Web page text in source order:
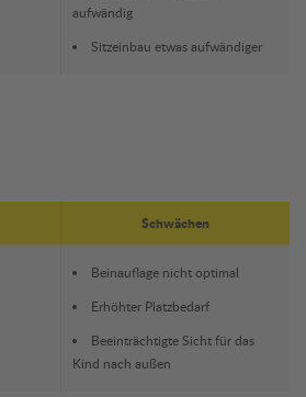
aufwändig
Sitzeinbau etwas aufwändiger
Schwächen
Beinauflage nicht optimal
Erhöhter Platzbedarf
Beeinträchtigte Sicht für das
Kind nach außen